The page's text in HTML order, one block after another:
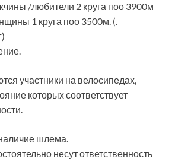
/любители 2 круга поо 3900м
1 круга поо 3500м. (.
участники на велосипедах,
которых соответствует
шлема.
несут ответственность